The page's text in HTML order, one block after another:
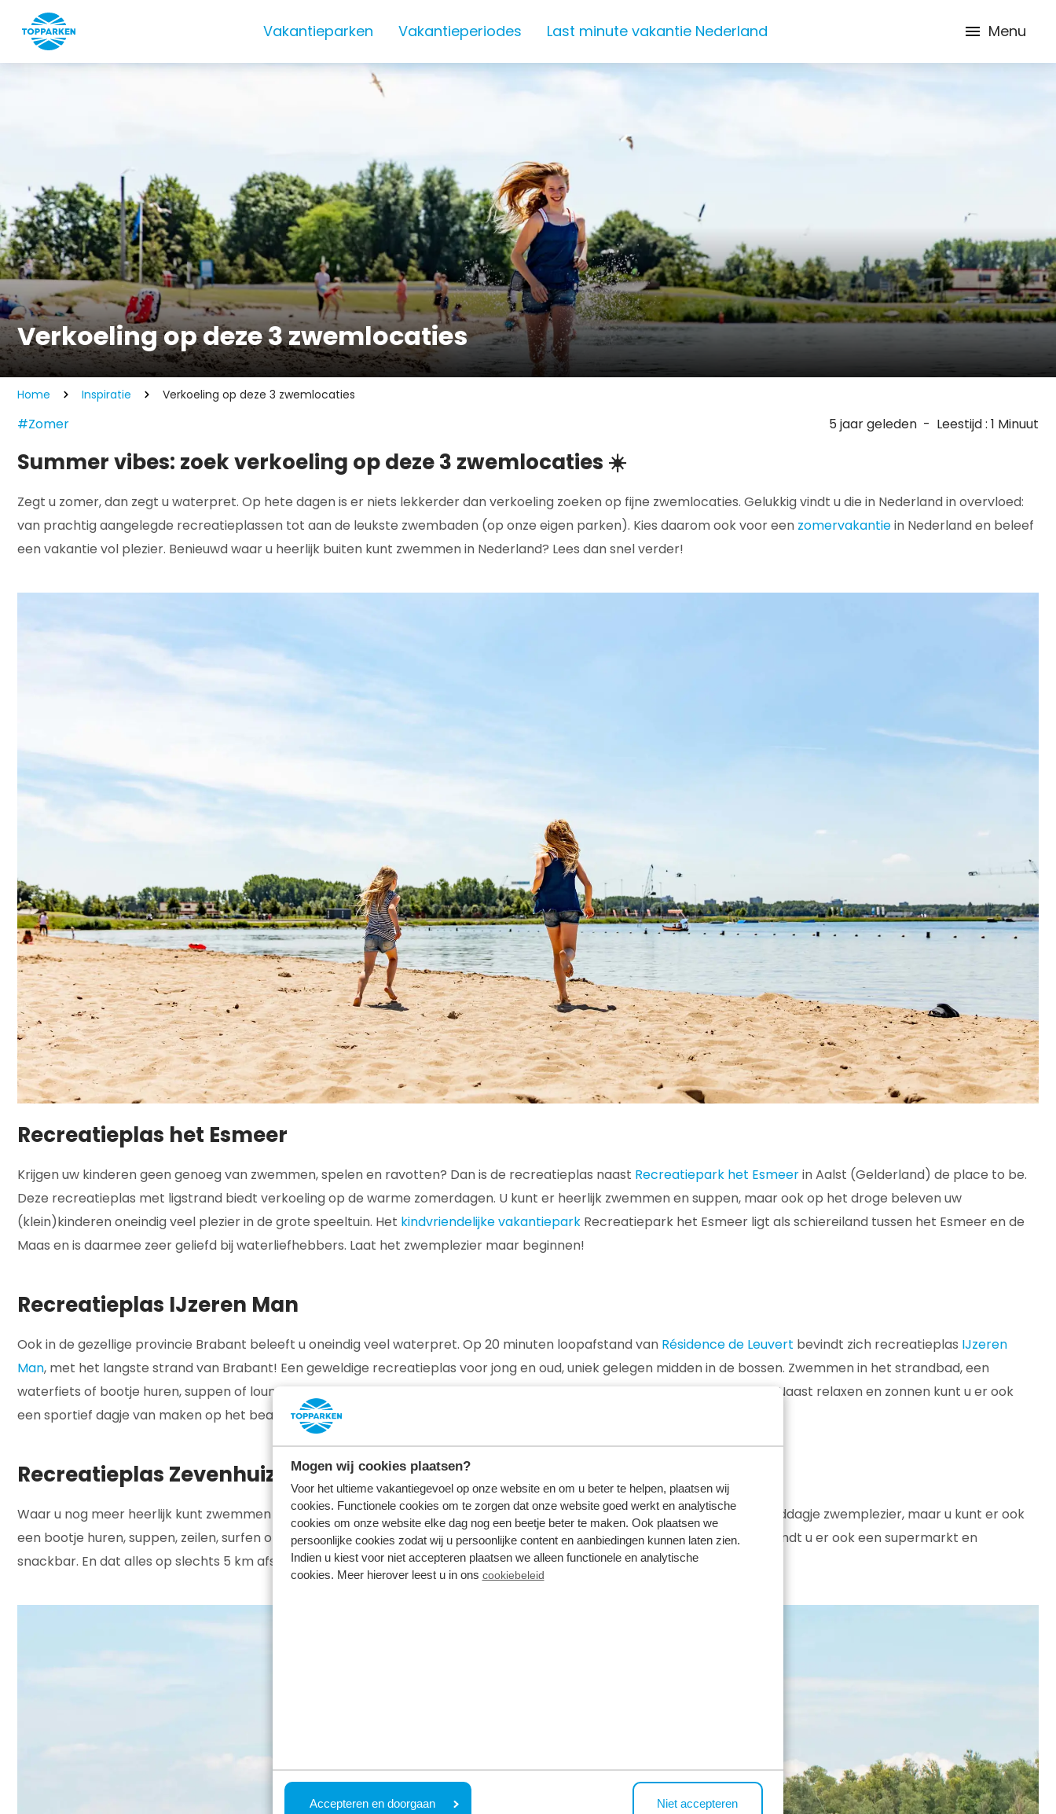
Mogen wij cookies plaatsen?
Voor het ultieme vakantiegevoel op onze website en om u beter te helpen, plaatsen wij
cookies. Functionele cookies om te zorgen dat onze website goed werkt en analytische
cookies om onze website elke dag nog een beetje beter te maken. Ook plaatsen we
persoonlijke cookies zodat wij u persoonlijke content en aanbiedingen kunnen laten zien.
Indien u kiest voor niet accepteren plaatsen we alleen functionele en analytische
cookies. Meer hierover leest u in ons cookiebeleid
Accepteren en doorgaan Niet accepteren
Vakantieparken Vakantieperiodes Last minute vakantie Nederland Menu
Verkoeling op deze 3 zwemlocaties
Home Inspiratie Verkoeling op deze 3 zwemlocaties
#Zomer 5 jaar geleden - Leestijd : 1 Minuut
Summer vibes: zoek verkoeling op deze 3 zwemlocaties ☀️
Zegt u zomer, dan zegt u waterpret. Op hete dagen is er niets lekkerder dan verkoeling zoeken op fijne zwemlocaties. Gelukkig vindt u die in Nederland in overvloed:
van prachtig aangelegde recreatieplassen tot aan de leukste zwembaden (op onze eigen parken). Kies daarom ook voor een zomervakantiein Nederland en beleef
een vakantie vol plezier. Benieuwd waar u heerlijk buiten kunt zwemmen in Nederland? Lees dan snel verder!
Recreatieplas het Esmeer
Krijgen uw kinderen geen genoeg van zwemmen, spelen en ravotten? Dan is de recreatieplas naast Recreatiepark het Esmeerin Aalst (Gelderland) de place to be.
Deze recreatieplas met ligstrand biedt verkoeling op de warme zomerdagen. U kunt er heerlijk zwemmen en suppen, maar ook op het droge beleven uw
(klein)kinderen oneindig veel plezier in de grote speeltuin. Het kindvriendelijke vakantiepark Recreatiepark het Esmeer ligt als schiereiland tussen het Esmeer en de
Maas en is daarmee zeer geliefd bij waterliefhebbers. Laat het zwemplezier maar beginnen!
Recreatieplas IJzeren Man
Ook in de gezellige provincie Brabant beleeft u oneindig veel waterpret. Op 20 minuten loopafstand van Résidence de Leuvert bevindt zich recreatieplas IJzeren
Man, met het langste strand van Brabant! Een geweldige recreatieplas voor jong en oud, uniek gelegen midden in de bossen. Zwemmen in het strandbad, een
waterfiets of bootje huren, suppen of loungen, borrelen en eten bij het Strandhuys behoren allemaal tot de mogelijkheden. Naast relaxen en zonnen kunt u er ook
een sportief dagje van maken op het beachvolleybalveld of het voetbalveldje.
Recreatieplas Zevenhuizerplas
Waar u nog meer heerlijk kunt zwemmen in Nederland? De Zevenhuizerplas in de buurt van Rotterdam. Dé plek voor een middagje zwemplezier, maar u kunt er ook
een bootje huren, suppen, zeilen, surfen of genieten van een verkoelend drankje op het terras. Naast een heerlijk ligstrand vindt u er ook een supermarkt en
snackbar. En dat alles op slechts 5 km afstand van Parc de IJsselhoeve. Extra fijn is dat u er gratis kunt parkeren!